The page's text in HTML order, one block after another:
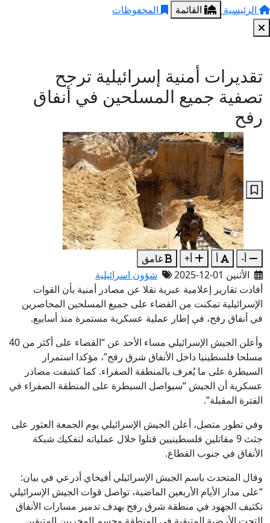
الرئيسية
القائمة المحفوظات
تقديرات أمنية إسرائيلية ترجح
تصفية جميع المسلحين في أنفاق
رفح
أ- أ أ+
غامق
الأثنين 01-12-2025
شؤون اسرائيلية
أفادت تقارير إعلامية عبرية نقلا عن مصادر أمنية بأن القوات
الإسرائيلية تمكنت من القضاء على جميع المسلحين المحاصرين
في أنفاق رفح، في إطار عملية عسكرية مستمرة منذ أسابيع.
وأعلن الجيش الإسرائيلي مساء الأحد عن “القضاء على أكثر من 40
مسلحا فلسطينيا داخل الأنفاق شرق رفح”، مؤكدا استمرار
السيطرة على ما يُعرف بالمنطقة الصفراء. كما كشفت مصادر
عسكرية أن الجيش “سيواصل السيطرة على المنطقة الصفراء في
الفترة المقبلة”.
وفي تطور متصل، أعلن الجيش الإسرائيلي يوم الجمعة العثور على
جثث 9 مقاتلين فلسطينيين قتلوا خلال عملياته لتفكيك شبكة
الأنفاق في جنوب القطاع.
وقال المتحدث باسم الجيش الإسرائيلي أفيخاي أدرعي في بيان:
“على مدار الأيام الأربعين الماضية، تواصل قوات الجيش الإسرائيلي
تكثيف الجهود في منطقة شرق رفح بهدف تدمير مسارات الأنفاق